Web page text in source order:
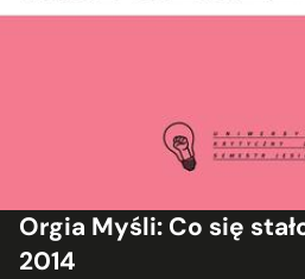
Orgia Myśli: Co się
2014